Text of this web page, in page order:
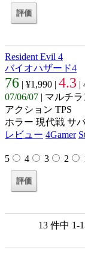
Resident Evil 4
バイオハザード4
76 | ¥1,990 | 4.3 |
07/06/07 | マルチ
アクション TPS
ホラー 現代戦 サ
レビュー 4Gamer
5 4 3 2
13 件中 1-